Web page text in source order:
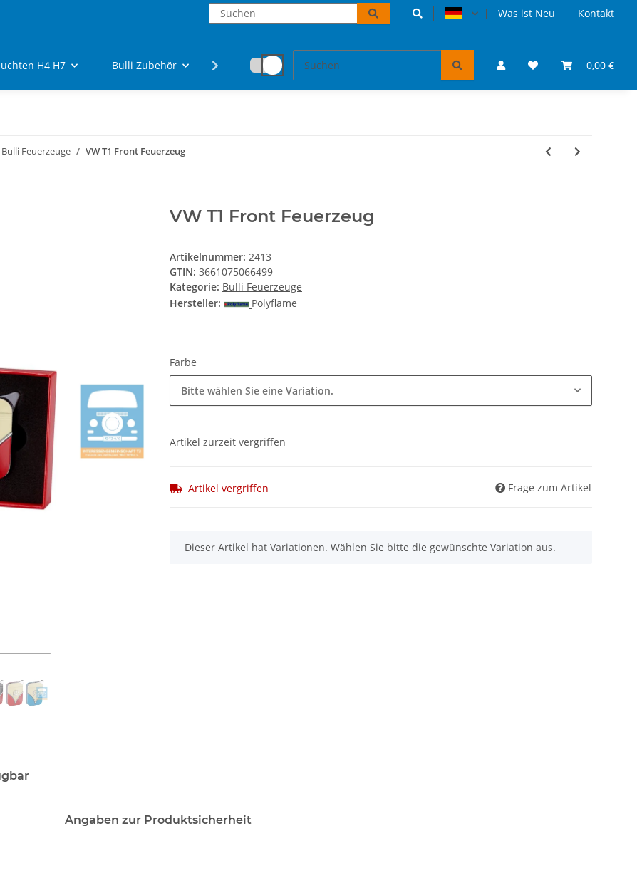
Was ist Neu Kontakt
0,00 €
H4 H7 Bulli Zubehör Fanartikel Accessoires und Geschenke VW Bulli Puzzles & Bücher
Bulli Feuerzeuge VW T1 Front Feuerzeug
VW T1 Front Feuerzeug
Artikelnummer: 2413
GTIN: 3661075066499
Kategorie: Bulli Feuerzeuge
Hersteller:
Polyflame
Farbe
Bitte wählen Sie eine Variation.
Artikel zurzeit vergriffen
Artikel vergriffen Frage zum Artikel
x
Dieser Artikel hat Variationen. Wählen Sie bitte die gewünschte Variation aus.
Angaben zur Produktsicherheit